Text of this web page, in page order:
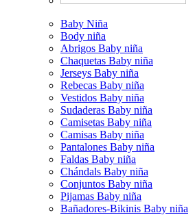
Baby Niña
Body niña
Abrigos Baby niña
Chaquetas Baby niña
Jerseys Baby niña
Rebecas Baby niña
Vestidos Baby niña
Sudaderas Baby niña
Camisetas Baby niña
Camisas Baby niña
Pantalones Baby niña
Faldas Baby niña
Chándals Baby niña
Conjuntos Baby niña
Pijamas Baby niña
Bañadores-Bikinis Baby niña